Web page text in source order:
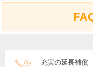
充実の延長補償